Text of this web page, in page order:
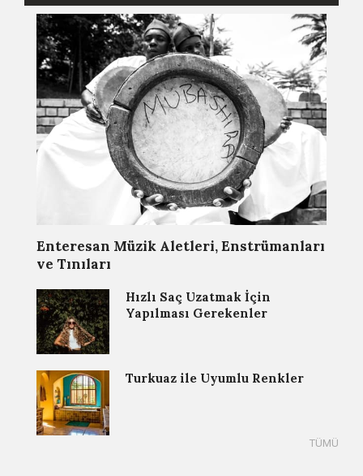
Enteresan Müzik Aletleri, Enstrümanları
ve Tınıları
Hızlı Saç Uzatmak İçin
Yapılması Gerekenler
Turkuaz ile Uyumlu Renkler